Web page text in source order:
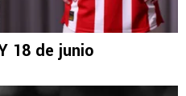
18 de junio